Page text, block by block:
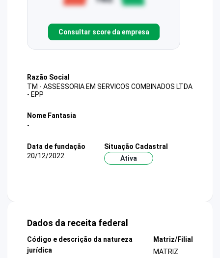
Consultar score da empresa
Razão Social
TM - ASSESSORIA EM SERVICOS COMBINADOS LTDA
- EPP
Nome Fantasia
-
Data de fundação
20/12/2022
Situação Cadastral
Ativa
Dados da receita federal
Código e descrição da natureza
jurídica
Matriz/Filial
MATRIZ